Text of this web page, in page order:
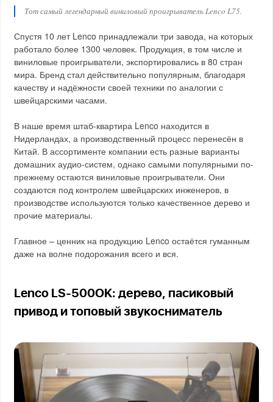
Тот самый легендарный виниловый проигрыватель Lenco L75.
Спустя 10 лет Lenco принадлежали три завода, на которых
работало более 1300 человек. Продукция, в том числе и
виниловые проигрыватели, экспортировались в 80 стран
мира. Бренд стал действительно популярным, благодаря
качеству и надёжности своей техники по аналогии с
швейцарскими часами.
В наше время штаб-квартира Lenco находится в
Нидерландах, а производственный процесс перенесён в
Китай. В ассортименте компании есть разные варианты
домашних аудио-систем, однако самыми популярными по-
прежнему остаются виниловые проигрыватели. Они
создаются под контролем швейцарских инженеров, в
производстве используются только качественное дерево и
прочие материалы.
Главное – ценник на продукцию Lenco остаётся гуманным
даже на волне подорожания всего и вся.
Lenco LS-500OK: дерево, пасиковый
привод и топовый звукосниматель